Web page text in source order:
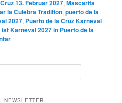
13. Februar 2027,Mascarita
la Culebra Tradition,puerto de la
2027, Puerto de la Cruz Karneval
ist Karneval 2027 in Puerto de la
NEWSLETTER